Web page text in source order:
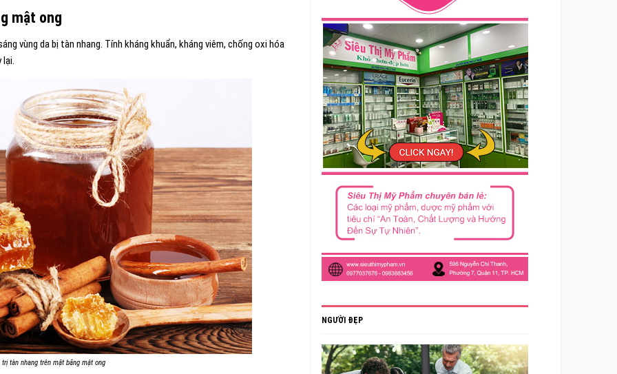
mật ong
vùng da bị tàn nhang. Tính kháng khuẩn, kháng viêm, chống oxi hóa
lại.
trị tàn nhang trên mặt bằng mật ong
NGƯỜI ĐẸP